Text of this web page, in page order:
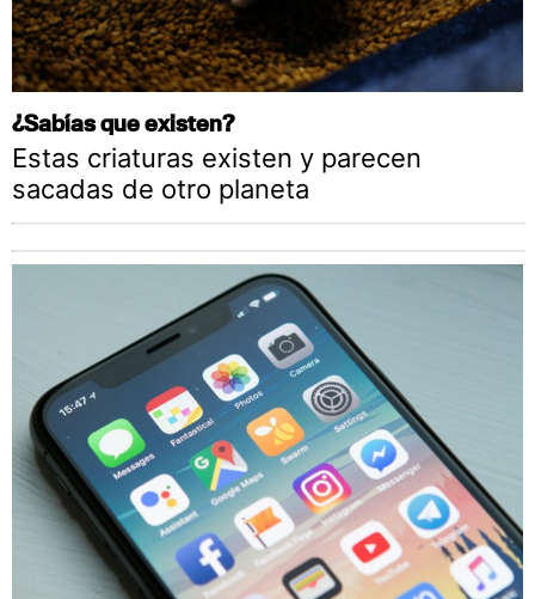
¿Sabías que existen?
Estas criaturas existen y parecen
sacadas de otro planeta